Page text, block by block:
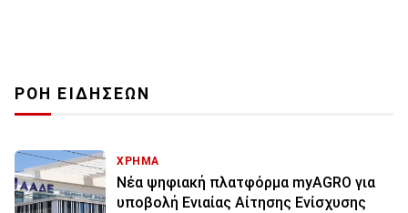
ΡΟΗ ΕΙΔΗΣΕΩΝ
ΧΡΗΜΑ
Νέα ψηφιακή πλατφόρμα myAGRO για
υποβολή Ενιαίας Αίτησης Ενίσχυσης